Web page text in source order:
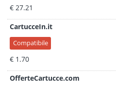
€ 27.21
CartucceIn.it
Compatibile
€ 1.70
OfferteCartucce.com